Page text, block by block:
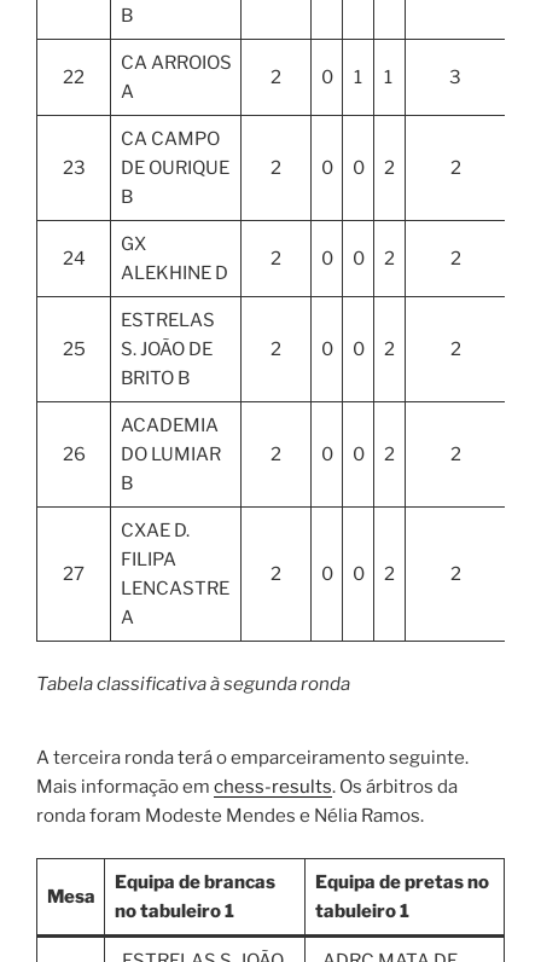
B
22
CA ARROIOS
A
2 0 1 1 3
23
CA CAMPO
DE OURIQUE
B
2 0 0 2 2
24
GX
ALEKHINE D
2 0 0 2 2
25
ESTRELAS
S. JOÃO DE
BRITO B
2 0 0 2 2
26
ACADEMIA
DO LUMIAR
B
2 0 0 2 2
27
CXAE D.
FILIPA
LENCASTRE
A
2 0 0 2 2
Tabela classificativa à segunda ronda
A terceira ronda terá o emparceiramento seguinte.
Mais informação em chess-results. Os árbitros da
ronda foram Modeste Mendes e Nélia Ramos.
Mesa
Equipa de brancas
no tabuleiro 1
Equipa de pretas no
tabuleiro 1